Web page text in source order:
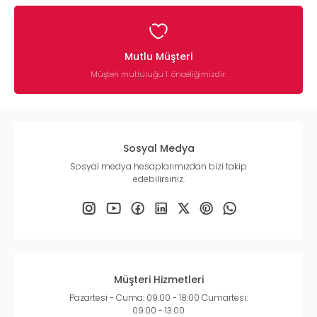
Mutlu Müşteri
Müşteri mutluluğu 1. önceliğimizdir.
Sosyal Medya
Sosyal medya hesaplarımızdan bizi takip
edebilirsiniz.
Müşteri Hizmetleri
Pazartesi - Cuma: 09:00 - 18:00 Cumartesi:
09:00 - 13:00